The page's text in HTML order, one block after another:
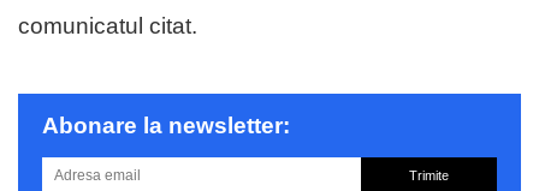
comunicatul citat.
Abonare la newsletter:
Trimite